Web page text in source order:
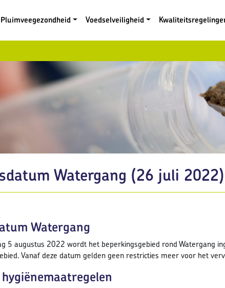
Pluimveegezondheid Voedselveiligheid
Watergang (26 juli 2022)
Watergang
5 augustus 2022 wordt het beperkingsgebied rond Watergang
Vanaf deze datum gelden geen restricties meer voor het